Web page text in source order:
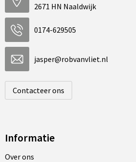
2671 HN Naaldwijk
0174-629505
jasper@robvanvliet.nl
Contacteer ons
Informatie
Over ons